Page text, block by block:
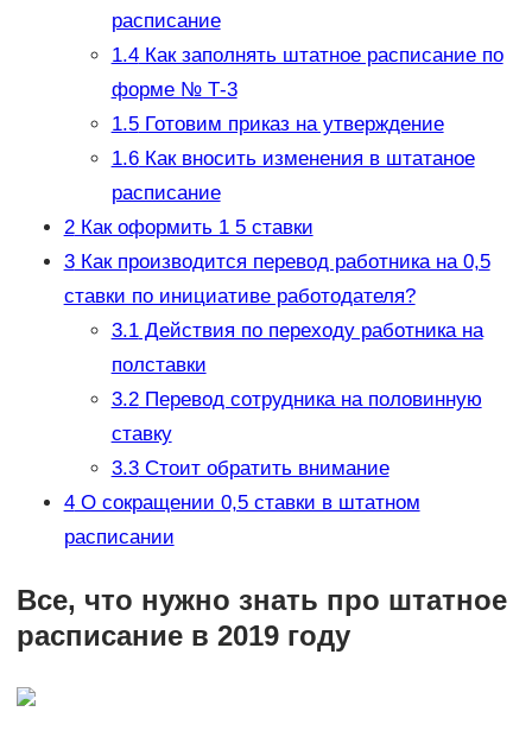
расписание
1.4Как заполнять штатное расписание по
форме № Т-3
1.5Готовим приказ на утверждение
1.6Как вносить изменения в штатаное
расписание
2Как оформить 1 5 ставки
3Как производится перевод работника на 0,5
ставки по инициативе работодателя?
3.1Действия по переходу работника на
полставки
3.2Перевод сотрудника на половинную
ставку
3.3Стоит обратить внимание
4О сокращении 0,5 ставки в штатном
расписании
Все, что нужно знать про штатное
расписание в 2019 году